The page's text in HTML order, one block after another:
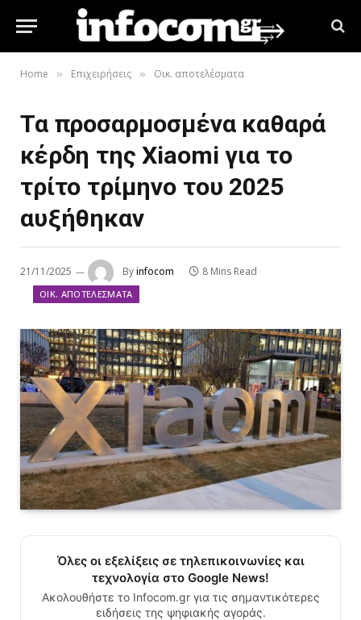
Home » Επιχειρήσεις » Οικ. αποτελέσματα
Τα προσαρμοσμένα καθαρά
κέρδη της Xiaomi για το
τρίτο τρίμηνο του 2025
αυξήθηκαν
21/11/2025 Byinfocom 8 Mins Read
ΟΙΚ. ΑΠΟΤΕΛΈΣΜΑΤΑ
Όλες οι εξελίξεις σε τηλεπικοινωνίες και
τεχνολογία στο Google News!
Ακολουθήστε το Infocom.gr για τις σημαντικότερες
ειδήσεις της ψηφιακής αγοράς.